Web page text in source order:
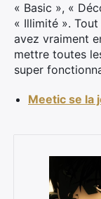
« Basic », «
« Illimité ».
avez vraiment
mettre toutes
super
Meetic se la